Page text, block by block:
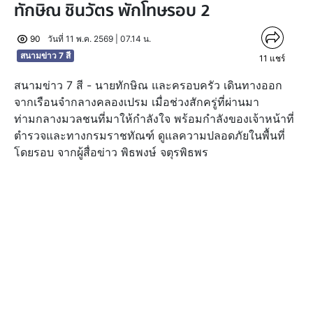
ทักษิณ ชินวัตร พักโทษรอบ 2
90
วันที่ 11 พ.ค. 2569 | 07.14 น.
สนามข่าว 7 สี
11 แชร์
สนามข่าว 7 สี - นายทักษิณ และครอบครัว เดินทางออก
จากเรือนจำกลางคลองเปรม เมื่อช่วงสักครู่ที่ผ่านมา
ท่ามกลางมวลชนที่มาให้กำลังใจ พร้อมกำลังของเจ้าหน้าที่
ตำรวจและทางกรมราชทัณฑ์ ดูแลความปลอดภัยในพื้นที่
โดยรอบ จากผู้สื่อข่าว พิธพงษ์ จตุรพิธพร